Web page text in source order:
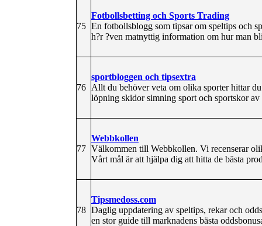
75
Fotbollsbetting och Sports Trading
En fotbollsblogg som tipsar om speltips och
h?r ?ven matnyttig information om hur man
76
sportbloggen och tipsextra
Allt du behöver veta om olika sporter hittar
löpning skidor simning sport och sportskor
77
Webbkollen
Välkommen till Webbkollen. Vi recenserar
Vårt mål är att hjälpa dig att hitta de bästa
78
Tipsmedoss.com
Daglig uppdatering av speltips, rekar och
en stor guide till marknadens bästa